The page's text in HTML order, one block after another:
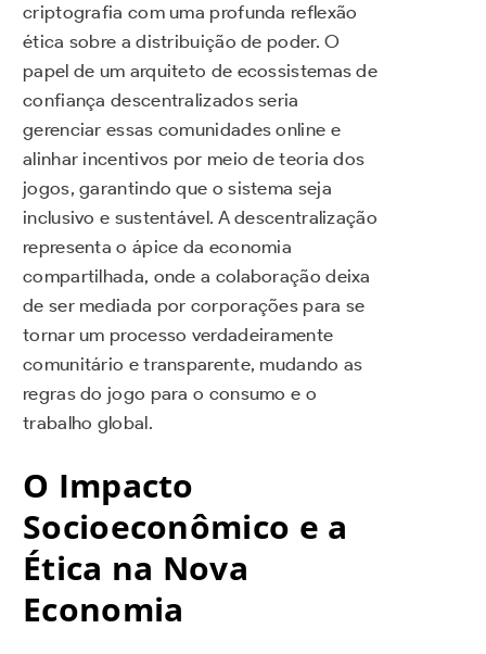
criptografia com uma profunda reflexão
ética sobre a distribuição de poder. O
papel de um arquiteto de ecossistemas de
confiança descentralizados seria
gerenciar essas comunidades online e
alinhar incentivos por meio de teoria dos
jogos, garantindo que o sistema seja
inclusivo e sustentável. A descentralização
representa o ápice da economia
compartilhada, onde a colaboração deixa
de ser mediada por corporações para se
tornar um processo verdadeiramente
comunitário e transparente, mudando as
regras do jogo para o consumo e o
trabalho global.
O Impacto
Socioeconômico e a
Ética na Nova
Economia